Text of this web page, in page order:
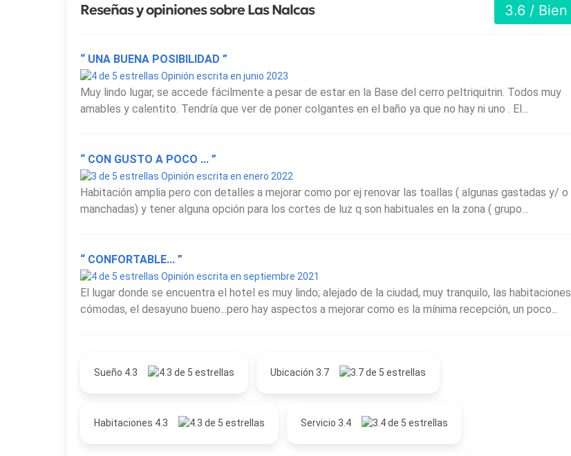
3.6 / Bien
Reseñas y opiniones sobre Las Nalcas
“ UNA BUENA POSIBILIDAD ”
Opinión escrita en junio 2023
Muy lindo lugar, se accede fácilmente a pesar de estar en la Base del cerro peltriquitrin. Todos muy
amables y calentito. Tendría que ver de poner colgantes en el baño ya que no hay ni uno . El...
“ CON GUSTO A POCO ... ”
Opinión escrita en enero 2022
Habitación amplia pero con detalles a mejorar como por ej renovar las toallas ( algunas gastadas y/ o
manchadas) y tener alguna opción para los cortes de luz q son habituales en la zona ( grupo...
“ CONFORTABLE... ”
Opinión escrita en septiembre 2021
El lugar donde se encuentra el hotel es muy lindo; alejado de la ciudad, muy tranquilo, las habitaciones
cómodas, el desayuno bueno...pero hay aspectos a mejorar como es la mínima recepción, un poco...
Sueño 4.3 Ubicación 3.7
Habitaciones 4.3 Servicio 3.4